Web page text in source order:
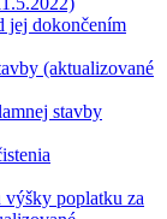
jej dokončením
(aktualizované
stavby
výšky poplatku za